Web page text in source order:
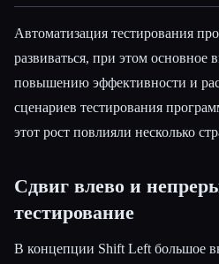
Автоматизация тестирования
развиваться, при этом основное
повышению эффективности и
сценариев тестирования
этот рост повлияли несколько
Сдвиг влево и
тестирование
В концепции Shift Left большое